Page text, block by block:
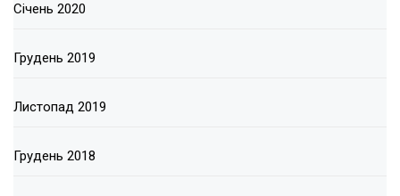
Січень 2020
Грудень 2019
Листопад 2019
Грудень 2018